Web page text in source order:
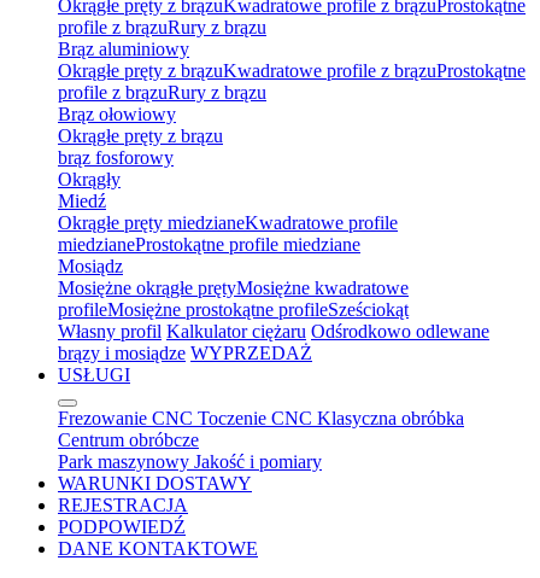
Okrągłe pręty z brązuKwadratowe profile z brązuProstokątne
profile z brązuRury z brązu
Brąz aluminiowy
Okrągłe pręty z brązuKwadratowe profile z brązuProstokątne
profile z brązuRury z brązu
Brąz ołowiowy
Okrągłe pręty z brązu
brąz fosforowy
Okrągły
Miedź
Okrągłe pręty miedzianeKwadratowe profile
miedzianeProstokątne profile miedziane
Mosiądz
Mosiężne okrągłe prętyMosiężne kwadratowe
profileMosiężne prostokątne profileSześciokąt
Własny profil Kalkulator ciężaru Odśrodkowo odlewane
brązy i mosiądze WYPRZEDAŻ
USŁUGI
Frezowanie CNC Toczenie CNC Klasyczna obróbka
Centrum obróbcze
Park maszynowy Jakość i pomiary
WARUNKI DOSTAWY
REJESTRACJA
PODPOWIEDŹ
DANE KONTAKTOWE